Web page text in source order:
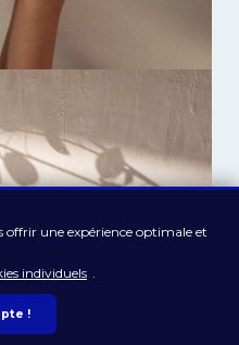
offrir une expérience optimale et
individuels .
!